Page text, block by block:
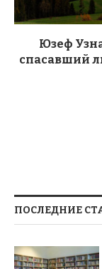
Юзеф
спасавший
ПОСЛЕДНИЕ